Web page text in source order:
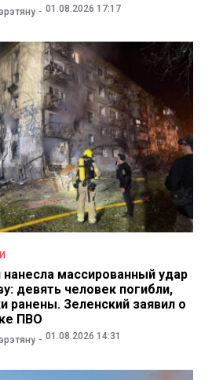
01.08.2026 17:17
нанесла массированный удар
девять человек погибли,
ранены. Зеленский заявил о
ПВО
01.08.2026 14:31